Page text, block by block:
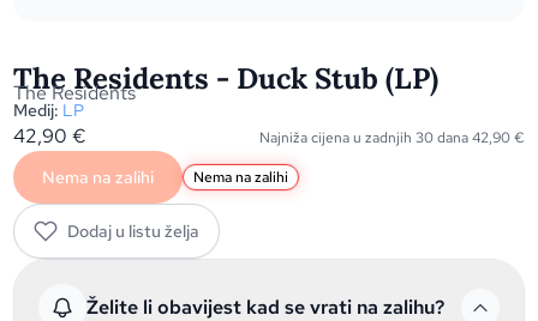
The Residents - Duck Stub (LP)
The Residents
Medij: LP
42,90€ Najniža cijena u zadnjih 30 dana42,90€
Nema na zalihi Nema na zalihi
Dodaj u listu želja
Želite li obavijest kad se vrati na zalihu?